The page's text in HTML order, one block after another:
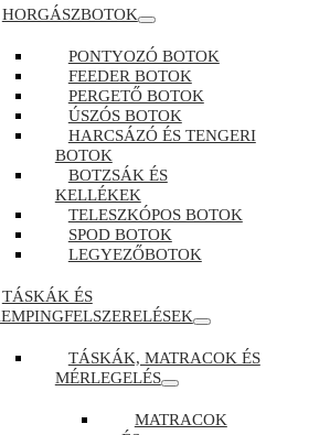
HORGÁSZBOTOK
PONTYOZÓ BOTOK
FEEDER BOTOK
PERGETŐ BOTOK
ÚSZÓS BOTOK
HARCSÁZÓ ÉS TENGERI
BOTOK
BOTZSÁK ÉS
KELLÉKEK
TELESZKÓPOS BOTOK
SPOD BOTOK
LEGYEZŐBOTOK
TÁSKÁK ÉS
TÁSKÁK, MATRACOK ÉS
MÉRLEGELÉS
MATRACOK